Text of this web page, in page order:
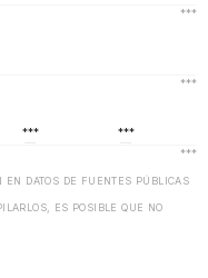
EN DATOS DE FUENTES PÚBLICAS
ES POSIBLE QUE NO